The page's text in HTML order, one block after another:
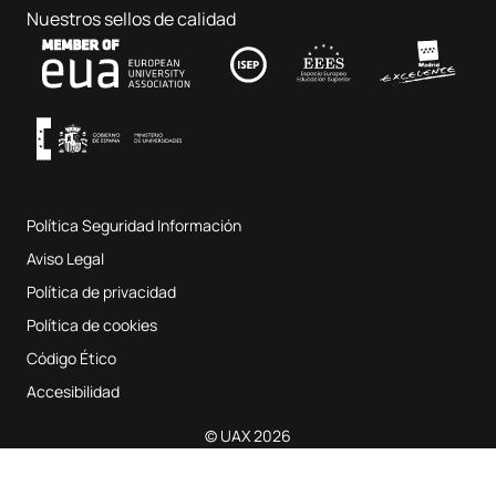
Ciencias de la Educación
Música y Artes Escénicas
Fab Lab UAX
Aulas de Música
Contacto
Condiciones y términos del servicio
Sistema interno de garantía de calidad
Mapa del sitio web
Nuestros sellos de calidad
© UAX 2026
Política Seguridad Información
Aviso Legal
Política de privacidad
Política de cookies
Código Ético
Accesibilidad